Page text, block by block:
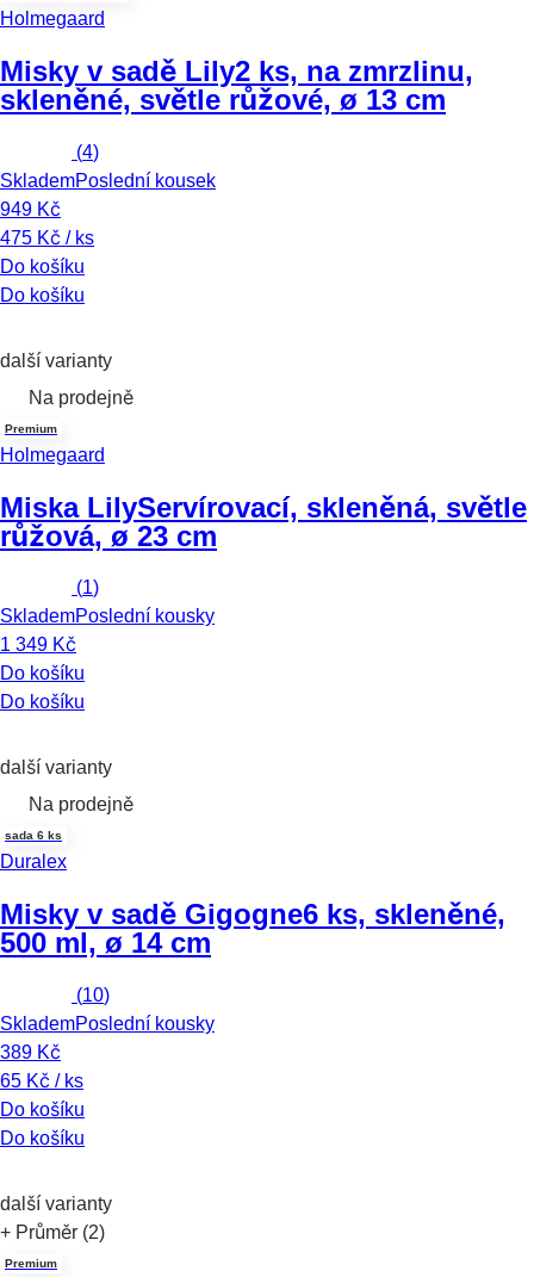
Holmegaard
Misky v sadě Lily2 ks, na zmrzlinu,
skleněné, světle růžové, ø 13 cm
(4)
SklademPoslední kousek
949 Kč
475 Kč / ks
Do košíku
Do košíku
další varianty
Na prodejně
Premium
Holmegaard
Miska LilyServírovací, skleněná, světle
růžová, ø 23 cm
(1)
SklademPoslední kousky
1 349 Kč
Do košíku
Do košíku
další varianty
Na prodejně
sada 6 ks
Duralex
Misky v sadě Gigogne6 ks, skleněné,
500 ml, ø 14 cm
(10)
SklademPoslední kousky
389 Kč
65 Kč / ks
Do košíku
Do košíku
další varianty
+ Průměr (2)
Premium